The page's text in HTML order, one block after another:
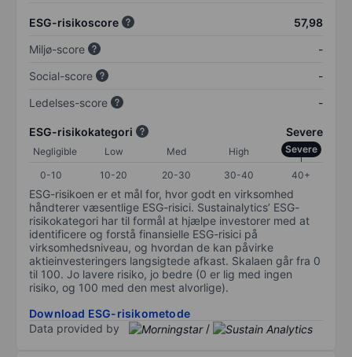
ESG-risikoscore
57,98
Miljø-score
-
Social-score
-
Ledelses-score
-
ESG-risikokategori Severe
Negligible Low Med High Severe
0-10 10-20 20-30 30-40 40+
ESG-risikoen er et mål for, hvor godt en virksomhed
håndterer væsentlige ESG-risici. Sustainalytics’ ESG-
risikokategori har til formål at hjælpe investorer med at
identificere og forstå finansielle ESG-risici på
virksomhedsniveau, og hvordan de kan påvirke
aktieinvesteringers langsigtede afkast. Skalaen går fra 0
til 100. Jo lavere risiko, jo bedre (0 er lig med ingen
risiko, og 100 med den mest alvorlige).
Download ESG-risikometode
Data provided by
/